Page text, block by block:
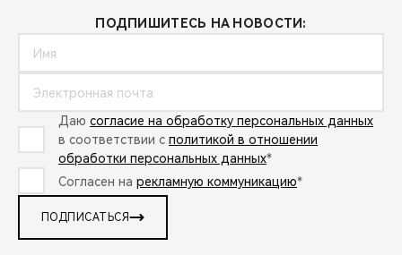
ПОДПИШИТЕСЬ НА НОВОСТИ:
Даю согласие на обработку персональных данных
в соответствии с политикой в отношении
обработки персональных данных*
Согласен на рекламную коммуникацию*
ПОДПИСАТЬСЯ